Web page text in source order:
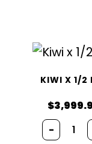
KIWI X 1/2
$
- Kiwi
x